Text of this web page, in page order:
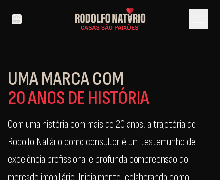
language
UMA MARCA COM
20 ANOS DE HISTÓRIA
Com uma história com mais de 20 anos, a trajetória de
Rodolfo Natário como consultor é um testemunho de
excelência profissional e profunda compreensão do
mercado imobiliário. Inicialmente, colaborando como